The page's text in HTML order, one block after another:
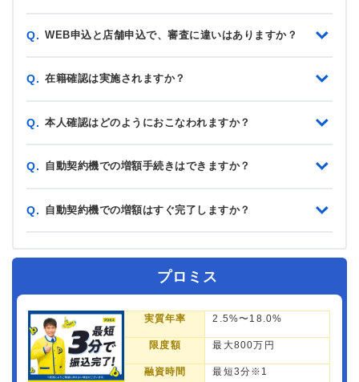
Q. WEB申込と店舗申込で、審査に違いはありますか？
Q. 在籍確認は実施されますか？
Q. 本人確認はどのようにおこなわれますか？
Q. 自動契約機での増額手続きはできますか？
Q. 自動契約機での増額はすぐ完了しますか？
プロミス
実質年率 2.5%〜18.0%
限度額 最大800万円
融資時間 最短3分※1